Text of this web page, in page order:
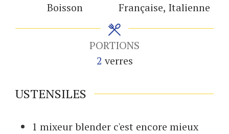
Boisson
Française, Italienne
PORTIONS
2 verres
USTENSILES
1 mixeurblender c'est encore mieux